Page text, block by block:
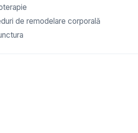
de remodelare corporală